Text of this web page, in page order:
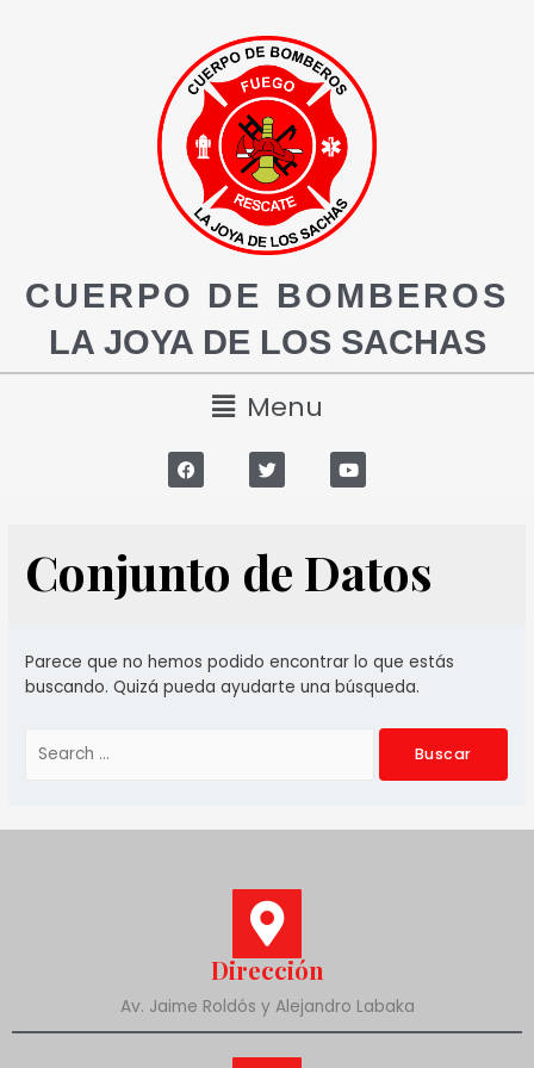
CUERPO DE BOMBEROS
LA JOYA DE LOS SACHAS
Menu
Conjunto de Datos
Parece que no hemos podido encontrar lo que estás
buscando. Quizá pueda ayudarte una búsqueda.
Dirección
Av. Jaime Roldós y Alejandro Labaka